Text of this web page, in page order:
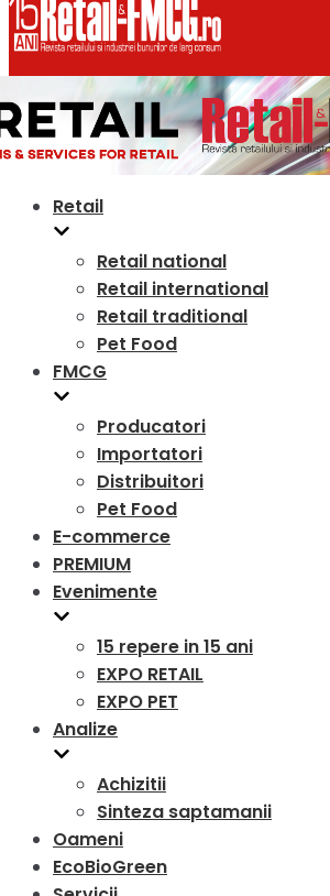
Retail
Retail national
Retail international
Retail traditional
Pet Food
FMCG
Producatori
Importatori
Distribuitori
Pet Food
E-commerce
PREMIUM
Evenimente
15 repere in 15 ani
EXPO RETAIL
EXPO PET
Analize
Achizitii
Sinteza saptamanii
Oameni
EcoBioGreen